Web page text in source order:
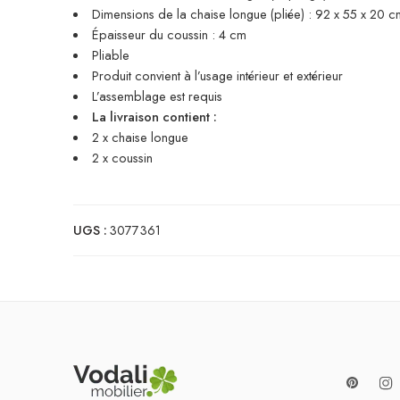
Dimensions de la chaise longue (pliée) : 92 x 55 x 20
Épaisseur du coussin : 4 cm
Pliable
Produit convient à l’usage intérieur et extérieur
L’assemblage est requis
La livraison contient :
2 x chaise longue
2 x coussin
UGS :3077361